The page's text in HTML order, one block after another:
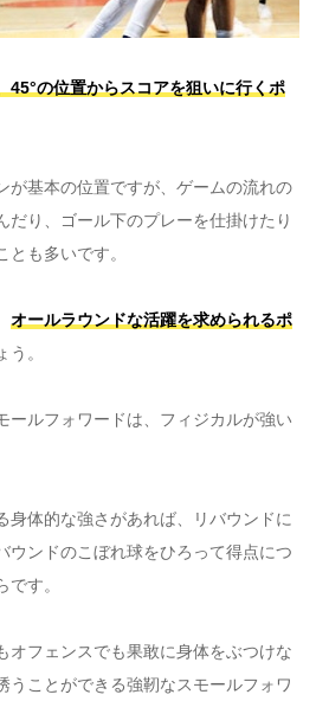
45°の位置からスコアを狙いに行くポ
が基本の位置ですが、ゲームの流れの
だり、ゴール下のプレーを仕掛けたり
とも多いです。
オールラウンドな活躍を求められるポ
。
ールフォワードは、フィジカルが強い
身体的な強さがあれば、リバウンドに
ウンドのこぼれ球をひろって得点につ
す。
オフェンスでも果敢に身体をぶつけな
うことができる強靭なスモールフォワ